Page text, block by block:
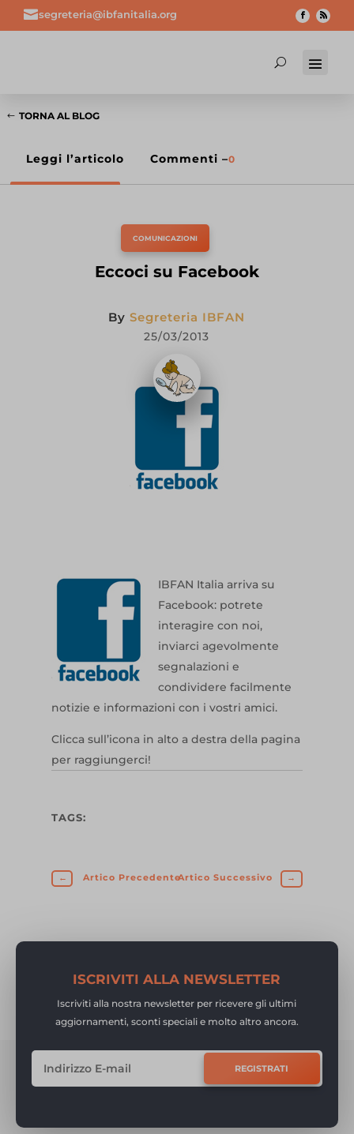
segreteria@ibfanitalia.org
TORNA AL BLOG
Leggi l’articolo Commenti –0
COMUNICAZIONI
Eccoci su Facebook
BySegreteria IBFAN
25/03/2013
IBFAN Italia arriva su
Facebook: potrete
interagire con noi,
inviarci agevolmente
segnalazioni e
condividere facilmente
notizie e informazioni con i vostri amici.
Clicca sull’icona in alto a destra della pagina
per raggiungerci!
TAGS:
← Artico PrecedenteArtico Successivo →
ISCRIVITI ALLA NEWSLETTER
Iscriviti alla nostra newsletter per ricevere gli ultimi
aggiornamenti, sconti speciali e molto altro ancora.
REGISTRATI